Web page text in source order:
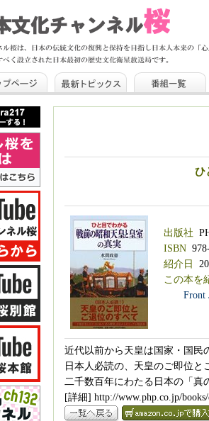
ひ
出版社
ISBN978-
紹介日
この本を
Front
近代以前から天皇は国家・国民
日本人必読の、天皇のご即位と
二千数百年にわたる日本の「真
[詳細] http://www.php.co.jp/